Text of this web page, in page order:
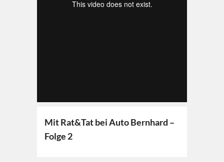
Mit Rat&Tat bei Auto Bernhard –
Folge 2